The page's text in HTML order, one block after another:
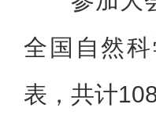
全国自然
表，共计